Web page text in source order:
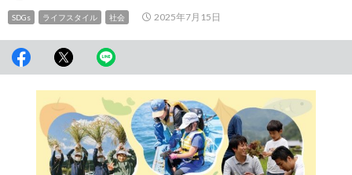
SDGs ライフスタイル 社会 2025年7月15日